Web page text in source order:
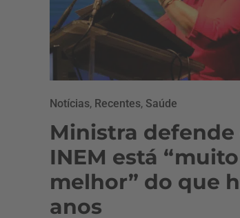
Notícias, Recentes, Saúde
Ministra defende
INEM está “muito
melhor” do que
anos